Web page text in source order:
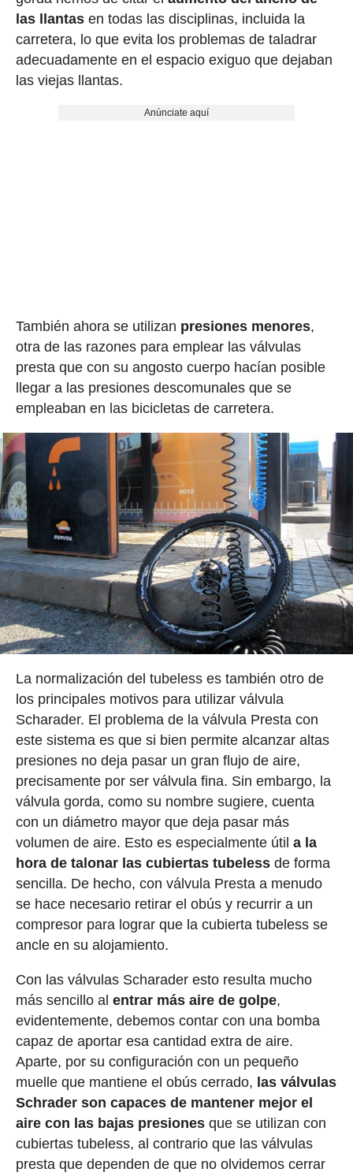
las llantasen todas las disciplinas, incluida la
carretera, lo que evita los problemas de taladrar
adecuadamente en el espacio exiguo que dejaban
las viejas llantas.
Anúnciate aquí
También ahora se utilizan presiones menores,
otra de las razones para emplear las válvulas
presta que con su angosto cuerpo hacían posible
llegar a las presiones descomunales que se
empleaban en las bicicletas de carretera.
La normalización del tubeless es también otro de
los principales motivos para utilizar válvula
Scharader. El problema de la válvula Presta con
este sistema es que si bien permite alcanzar altas
presiones no deja pasar un gran flujo de aire,
precisamente por ser válvula fina. Sin embargo, la
válvula gorda, como su nombre sugiere, cuenta
con un diámetro mayor que deja pasar más
volumen de aire. Esto es especialmente útil a la
hora de talonar las cubiertas tubelessde forma
sencilla. De hecho, con válvula Presta a menudo
se hace necesario retirar el obús y recurrir a un
compresor para lograr que la cubierta tubeless se
ancle en su alojamiento.
Con las válvulas Scharader esto resulta mucho
más sencillo al entrar más aire de golpe,
evidentemente, debemos contar con una bomba
capaz de aportar esa cantidad extra de aire.
Aparte, por su configuración con un pequeño
muelle que mantiene el obús cerrado, las válvulas
Schrader son capaces de mantener mejor el
aire con las bajas presionesque se utilizan con
cubiertas tubeless, al contrario que las válvulas
presta que dependen de que no olvidemos cerrar